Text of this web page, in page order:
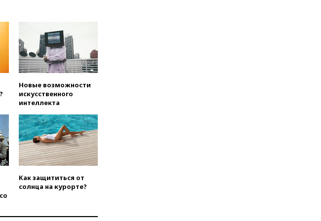
19:45
Памфилова: ЦИК
беспрецедентные
безопасности во время
об омоложении
списков на выборах
Госдуму
19:25Путин
первый
«Единой России» в
19:15Путин обсудил с
дню голосования
18:56
Новые возможности
искусственного
интеллекта
Как защититься от
солнца на курорте?